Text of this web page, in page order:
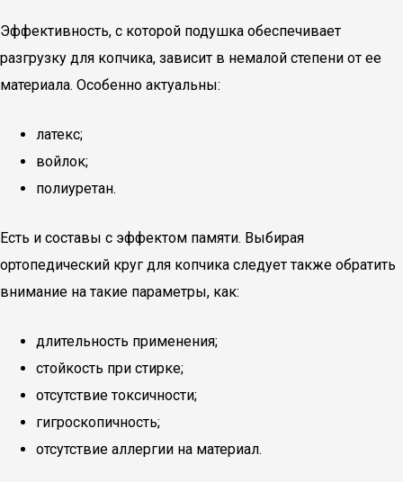
Эффективность, с которой подушка обеспечивает
разгрузку для копчика, зависит в немалой степени от ее
материала. Особенно актуальны:
латекс;
войлок;
полиуретан.
Есть и составы с эффектом памяти. Выбирая
ортопедический круг для копчика следует также обратить
внимание на такие параметры, как:
длительность применения;
стойкость при стирке;
отсутствие токсичности;
гигроскопичность;
отсутствие аллергии на материал.